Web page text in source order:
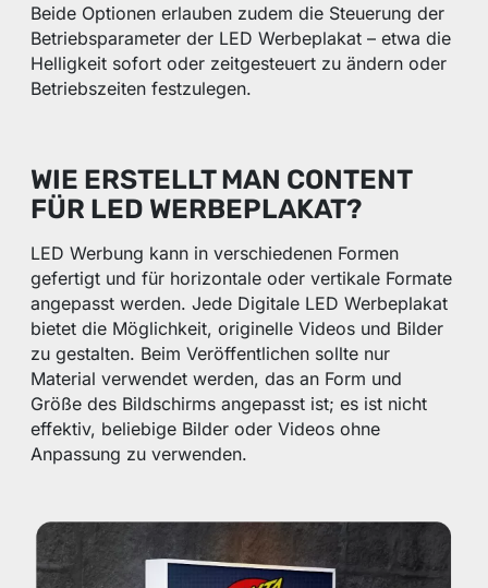
Beide Optionen erlauben zudem die Steuerung der
Betriebsparameter der LED Werbeplakat – etwa die
Helligkeit sofort oder zeitgesteuert zu ändern oder
Betriebszeiten festzulegen.
WIE ERSTELLT MAN CONTENT
FÜR LED WERBEPLAKAT?
LED Werbung kann in verschiedenen Formen
gefertigt und für horizontale oder vertikale Formate
angepasst werden. Jede Digitale LED Werbeplakat
bietet die Möglichkeit, originelle Videos und Bilder
zu gestalten. Beim Veröffentlichen sollte nur
Material verwendet werden, das an Form und
Größe des Bildschirms angepasst ist; es ist nicht
effektiv, beliebige Bilder oder Videos ohne
Anpassung zu verwenden.